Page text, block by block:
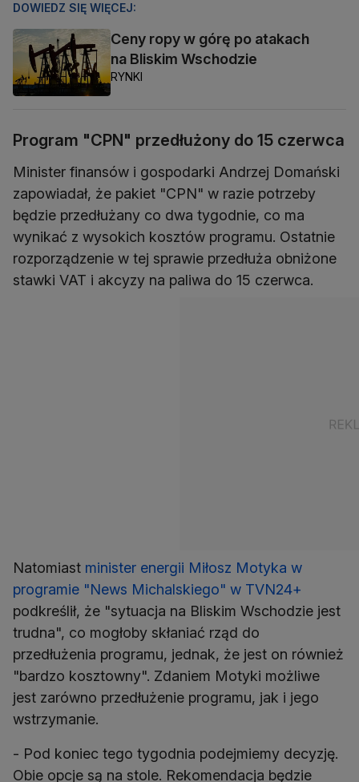
DOWIEDZ SIĘ WIĘCEJ:
Ceny ropy w górę po atakach
na Bliskim Wschodzie
RYNKI
Program "CPN" przedłużony do 15 czerwca
Minister finansów i gospodarki Andrzej Domański
zapowiadał, że pakiet "CPN" w razie potrzeby
będzie przedłużany co dwa tygodnie, co ma
wynikać z wysokich kosztów programu. Ostatnie
rozporządzenie w tej sprawie przedłuża obniżone
stawki VAT i akcyzy na paliwa do 15 czerwca.
Natomiast minister energii Miłosz Motyka w
programie "News Michalskiego" w TVN24+
podkreślił, że "sytuacja na Bliskim Wschodzie jest
trudna", co mogłoby skłaniać rząd do
przedłużenia programu, jednak, że jest on również
"bardzo kosztowny". Zdaniem Motyki możliwe
jest zarówno przedłużenie programu, jak i jego
wstrzymanie.
- Pod koniec tego tygodnia podejmiemy decyzję.
Obie opcje są na stole. Rekomendacja będzie